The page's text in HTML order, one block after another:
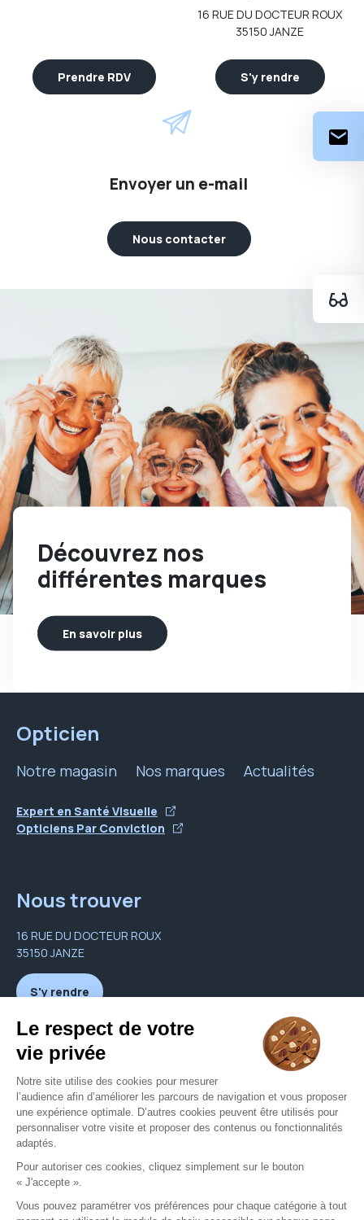
Prendre RDV
16 RUE DU DOCTEUR ROUX
35150 JANZE
S'y rendre
Envoyer un e-mail
Nous contacter
Découvrez nos
différentes marques
En savoir plus
Opticien
Notre magasin Nos marques Actualités
Expert en Santé Visuelle
Opticiens Par Conviction
Nous trouver
16 RUE DU DOCTEUR ROUX
35150 JANZE
S'y rendre
Nous contacter
jpmartin.optiquerobin@gmail.com
Nous contacter